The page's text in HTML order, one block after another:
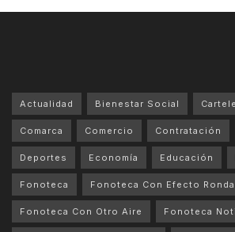
Actualidad Bienestar Social
Comarca Comercio Contratación
Deportes Economía Educación
Fonoteca Fonoteca Con Efecto Ronda
Fonoteca Con Otro Aire Fonoteca